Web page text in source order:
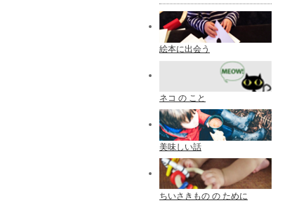
絵本に出会う
ネコ の こと
美味しい話
ちいさきもの の ために